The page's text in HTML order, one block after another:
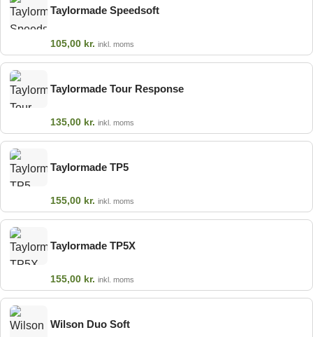
Taylormade Speedsoft
105,00 kr. inkl. moms
Taylormade Tour Response
135,00 kr. inkl. moms
Taylormade TP5
155,00 kr. inkl. moms
Taylormade TP5X
155,00 kr. inkl. moms
Wilson Duo Soft